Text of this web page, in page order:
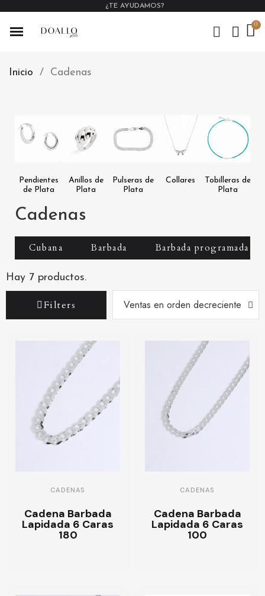
¿TE AYUDAMOS?
Inicio Cadenas
Pendientes
de Plata
Anillos de
Plata
Pulseras de
Plata
Collares
Tobilleras de
Plata
Cadenas
Cubana Barbada Barbada programada
Hay 7 productos.
Filters
CADENAS
Cadena Barbada
Lapidada 6 Caras
180
CADENAS
Cadena Barbada
Lapidada 6 Caras
100